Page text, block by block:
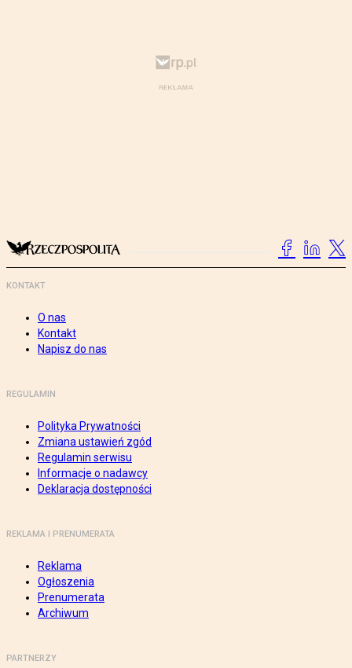
KONTAKT
O nas
Kontakt
Napisz do nas
REGULAMIN
Polityka Prywatności
Zmiana ustawień zgód
Regulamin serwisu
Informacje o nadawcy
Deklaracja dostępności
REKLAMA I PRENUMERATA
Reklama
Ogłoszenia
Prenumerata
Archiwum
PARTNERZY